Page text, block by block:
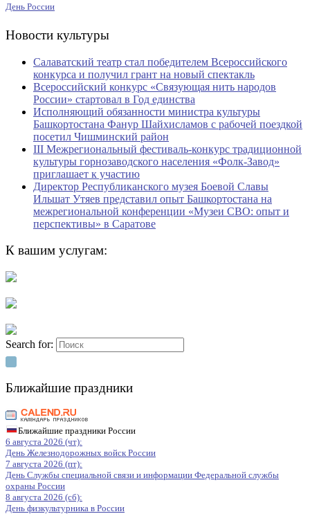
День России
Новости культуры
Салаватский театр стал победителем Всероссийского
конкурса и получил грант на новый спектакль
Всероссийский конкурс «Связующая нить народов
России» стартовал в Год единства
Исполняющий обязанности министра культуры
Башкортостана Фанур Шайхисламов с рабочей поездкой
посетил Чишминский район
III Межрегиональный фестиваль-конкурс традиционной
культуры горнозаводского населения «Фолк-Завод»
приглашает к участию
Директор Республиканского музея Боевой Славы
Ильшат Утяев представил опыт Башкортостана на
межрегиональной конференции «Музеи СВО: опыт и
перспективы» в Саратове
К вашим услугам:
Search for:
Ближайшие праздники
Ближайшие праздники России
6 августа 2026 (чт):
День Железнодорожных войск России
7 августа 2026 (пт):
День Службы специальной связи и информации Федеральной службы
охраны России
8 августа 2026 (сб):
День физкультурника в России